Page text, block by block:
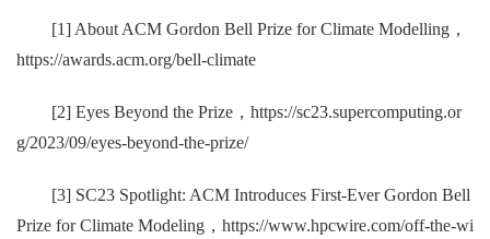
[1] About ACM Gordon Bell Prize for Climate Modelling，
https://awards.acm.org/bell-climate
[2] Eyes Beyond the Prize， https://sc23.supercomputing.or
g/2023/09/eyes-beyond-the-prize/
[3] SC23 Spotlight: ACM Introduces First-Ever Gordon Bell
Prize for Climate Modeling， https://www.hpcwire.com/off-the-wi